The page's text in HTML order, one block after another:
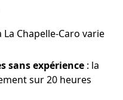
Chapelle-Caro varie
sans expérience : la
sur 20 heures